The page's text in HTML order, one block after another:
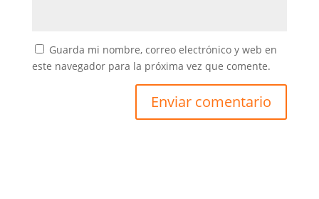
Guarda mi nombre, correo electrónico y web en
este navegador para la próxima vez que comente.